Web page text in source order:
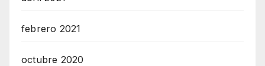
febrero 2021
octubre 2020